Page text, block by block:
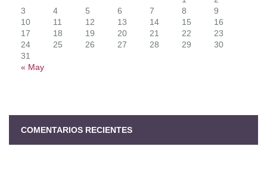
« May
3
4 5 6 7 8
9
10
11 12 13 14 15
16
17
18 19 20 21 22
23
24
25 26 27 28 29
30
31
COMENTARIOS RECIENTES